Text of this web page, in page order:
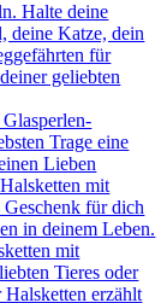
Halte deine
deine Katze, dein
für
geliebten
Trage eine
Lieben
mit
für dich
in deinem Leben.
mit
Tieres oder
Halsketten erzählt